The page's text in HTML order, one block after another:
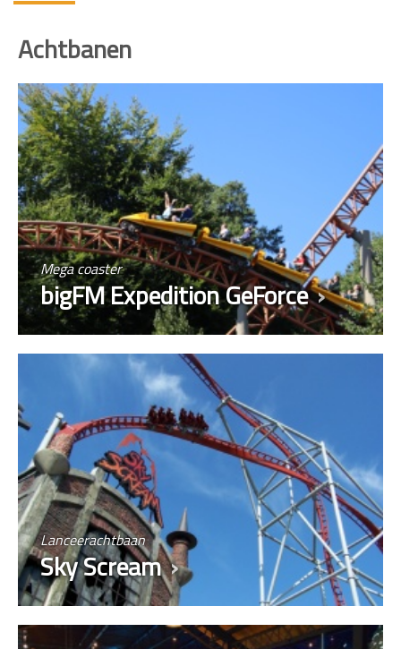
Achtbanen
Mega coaster
bigFM Expedition GeForce
Lanceerachtbaan
Sky Scream